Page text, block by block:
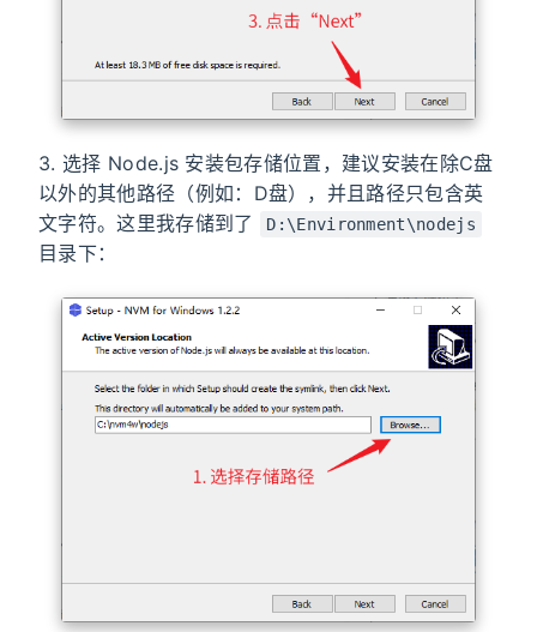
3. 选择 Node.js 安装包存储位置，建议安装在除C盘
以外的其他路径（例如：D盘），并且路径只包含英
文字符。这里我存储到了
D:\Environment\nodejs
目录下：